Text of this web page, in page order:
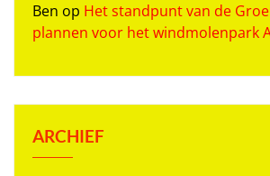
Ben op Het standpunt van de
plannen voor het windmolenpark
ARCHIEF